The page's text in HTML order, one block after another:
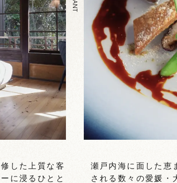
した上質な客
に浸るひとと
瀬戸内海に面した恵
される数々の愛媛・